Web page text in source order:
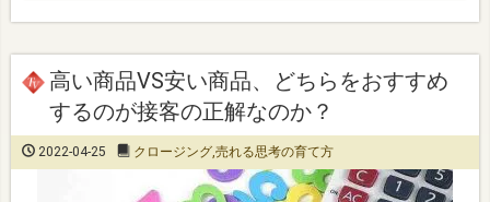
高い商品VS安い商品、どちらをおすすめ
するのが接客の正解なのか？
2022-04-25 クロージング,売れる思考の育て方